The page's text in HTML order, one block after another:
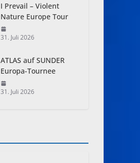
I Prevail – Violent
Nature Europe Tour
31. Juli 2026
ATLAS auf SUNDER
Europa-Tournee
31. Juli 2026